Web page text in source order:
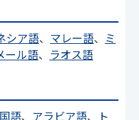
シア語、 マレー語、 ミ
ール語、 ラオス語
語、 アラビア語、
ト